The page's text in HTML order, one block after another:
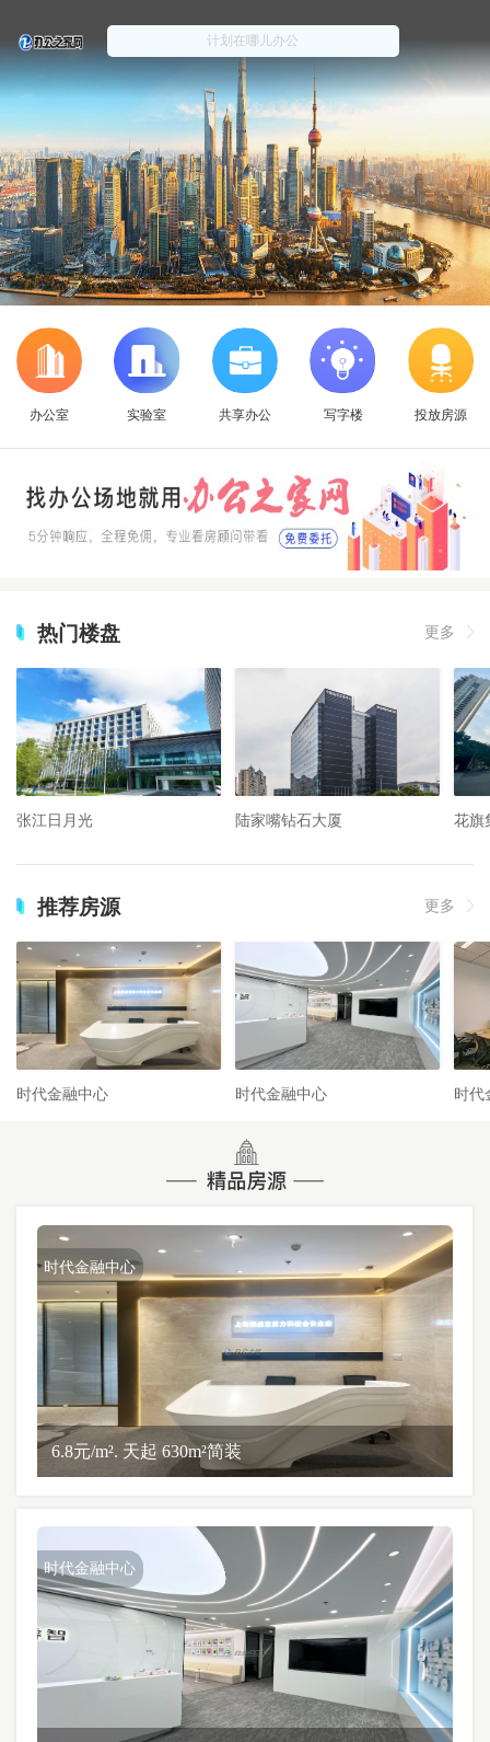
办公室 实验室 共享办公 写字楼 投放房源
热门楼盘 更多
张江日月光 陆家嘴钻石大厦 花旗
推荐房源 更多
时代金融中心 时代金融中心 时代
时代金融中心
6.8元/m². 天起 630m²简装
时代金融中心